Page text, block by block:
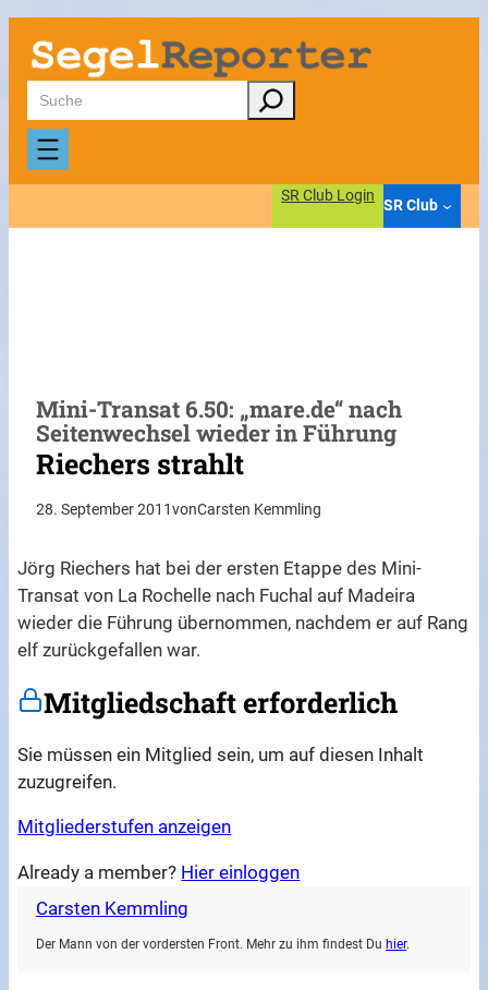
Zum
Inhalt
springen
Suchen
SR Club Login
SR Club
Mini-Transat 6.50: „mare.de“ nach
Seitenwechsel wieder in Führung
Riechers strahlt
28. September 2011vonCarsten Kemmling
Jörg Riechers hat bei der ersten Etappe des Mini-
Transat von La Rochelle nach Fuchal auf Madeira
wieder die Führung übernommen, nachdem er auf Rang
elf zurückgefallen war.
Mitgliedschaft erforderlich
Sie müssen ein Mitglied sein, um auf diesen Inhalt
zuzugreifen.
Mitgliederstufen anzeigen
Already a member? Hier einloggen
Carsten Kemmling
Der Mann von der vordersten Front. Mehr zu ihm findest Du hier.